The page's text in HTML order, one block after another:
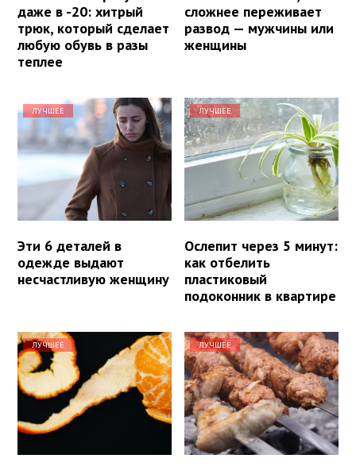
даже в -20: хитрый
трюк, который сделает
любую обувь в разы
теплее
сложнее переживает
развод — мужчины или
женщины
ЛУЧШЕЕ
Эти 6 деталей в
одежде выдают
несчастливую женщину
ЛУЧШЕЕ
Ослепит через 5 минут:
как отбелить
пластиковый
подоконник в квартире
ЛУЧШЕЕ ЛУЧШЕЕ